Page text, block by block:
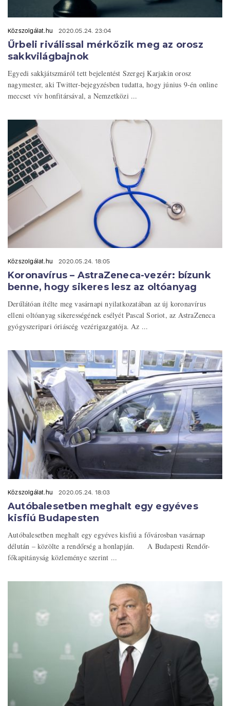
Közszolgálat.hu 2020.05.24. 23:04
Űrbeli riválissal mérkőzik meg az orosz
sakkvilágbajnok
Egyedi sakkjátszmáról tett bejelentést Szergej Karjakin orosz
nagymester, aki Twitter-bejegyzésben tudatta, hogy június 9-én online
meccset vív honfitársával, a Nemzetközi ...
Közszolgálat.hu 2020.05.24. 18:05
Koronavírus – AstraZeneca-vezér: bízunk
benne, hogy sikeres lesz az oltóanyag
Derűlátóan ítélte meg vasárnapi nyilatkozatában az új koronavírus
elleni oltóanyag sikerességének esélyét Pascal Soriot, az AstraZeneca
gyógyszeripari óriáscég vezérigazgatója. Az ...
Közszolgálat.hu 2020.05.24. 18:03
Autóbalesetben meghalt egy egyéves
kisfiú Budapesten
Autóbalesetben meghalt egy egyéves kisfiú a fővárosban vasárnap
délután – közölte a rendőrség a honlapján. A Budapesti Rendőr-
főkapitányság közleménye szerint ...